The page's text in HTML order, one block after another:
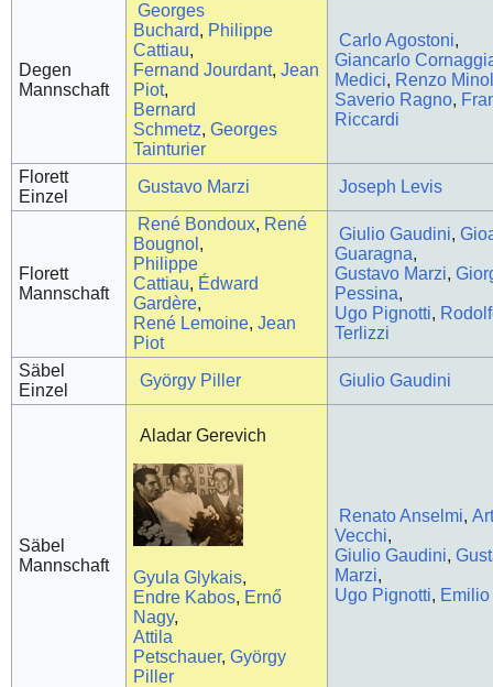
Degen
Mannschaft
Georges
Buchard, Philippe
Cattiau,
Fernand Jourdant,Jean
Piot,
Bernard
Schmetz,Georges
Tainturier
Carlo Agostoni,
Giancarlo
Medici, Renzo
Saverio Ragno,
Riccardi
Florett
Einzel
Gustavo Marzi Joseph Levis
Florett
Mannschaft
René Bondoux, René
Bougnol ,
Philippe
Cattiau, Édward
Gardère,
René Lemoine,Jean
Piot
Giulio Gaudini,
Guaragna,
Gustavo Marzi,
Pessina,
Ugo Pignotti,
Terlizzi
Säbel
Einzel
György Piller Giulio Gaudini
Säbel
Mannschaft
Aladar Gerevich
Gyula Glykais,
Endre Kabos, Ernő
Nagy,
Attila
Petschauer,György
Piller
Renato Anselmi,
Vecchi,
Giulio Gaudini,
Marzi,
Ugo Pignotti,